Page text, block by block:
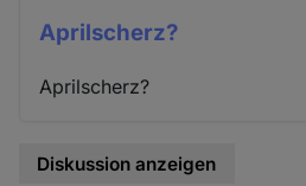
Aprilscherz?
Aprilscherz?
Diskussion anzeigen